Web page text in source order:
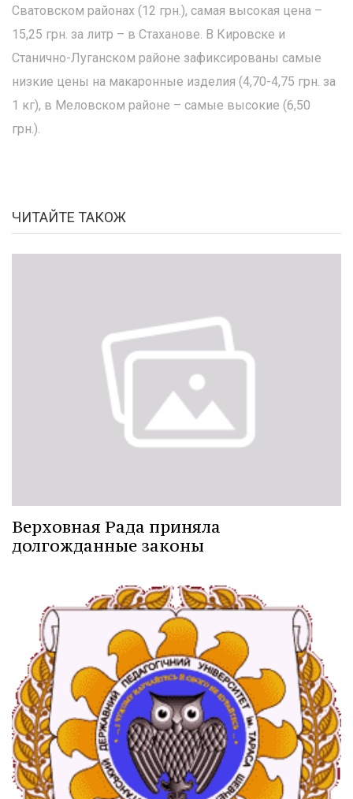
Сватовском районах (12 грн.), самая высокая цена –
15,25 грн. за литр – в Стаханове. В Кировске и
Станично-Луганском районе зафиксированы самые
низкие цены на макаронные изделия (4,70-4,75 грн. за
1 кг), в Меловском районе – самые высокие (6,50
грн.).
ЧИТАЙТЕ ТАКОЖ
Верховная Рада приняла
долгожданные законы